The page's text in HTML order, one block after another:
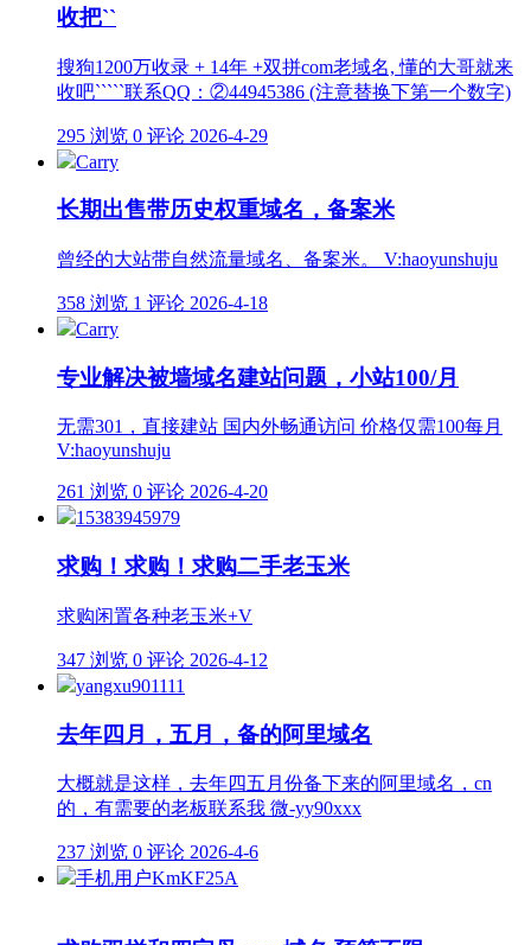
收把``
搜狗1200万收录 + 14年 +双拼com老域名, 懂的大哥就来
收吧`````联系QQ：②44945386 (注意替换下第一个数字)
295 浏览 0 评论 2026-4-29
Carry
长期出售带历史权重域名，备案米
曾经的大站带自然流量域名、备案米。 V:haoyunshuju
358 浏览 1 评论 2026-4-18
Carry
专业解决被墙域名建站问题，小站100/月
无需301，直接建站 国内外畅通访问 价格仅需100每月
V:haoyunshuju
261 浏览 0 评论 2026-4-20
15383945979
求购！求购！求购二手老玉米
求购闲置各种老玉米+V
347 浏览 0 评论 2026-4-12
yangxu901111
去年四月，五月，备的阿里域名
大概就是这样，去年四五月份备下来的阿里域名，cn
的，有需要的老板联系我 微-yy90xxx
237 浏览 0 评论 2026-4-6
手机用户KmKF25A